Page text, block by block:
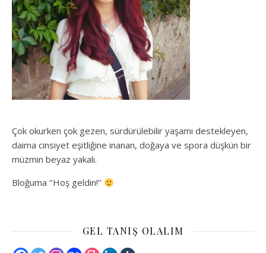
Çok okurken çok gezen, sürdürülebilir yaşamı destekleyen,
daima cinsiyet eşitliğine inanan, doğaya ve spora düşkün bir
müzmin beyaz yakalı.
Bloğuma ‘’Hoş geldin!’’
GEL TANIŞ OLALIM